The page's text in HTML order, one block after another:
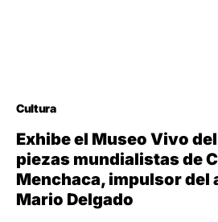
Cultura
Exhibe el Museo Vivo
piezas mundialistas de
Menchaca, impulsor del
Mario Delgado